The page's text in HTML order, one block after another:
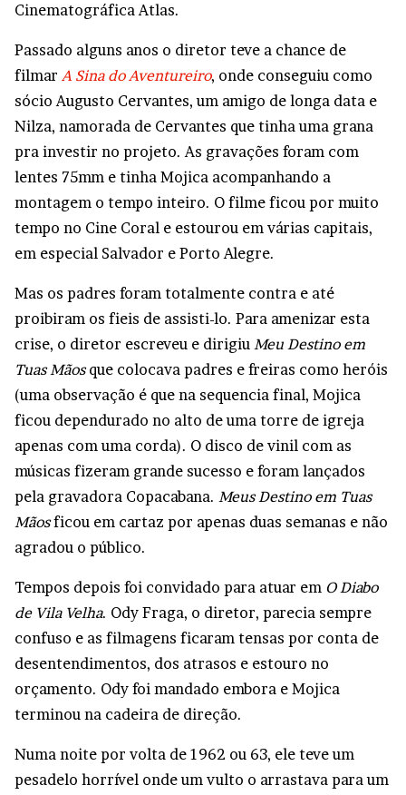
Cinematográfica Atlas.
Passado alguns anos o diretor teve a chance de
filmar A Sina do Aventureiro, onde conseguiu como
sócio Augusto Cervantes, um amigo de longa data e
Nilza, namorada de Cervantes que tinha uma grana
pra investir no projeto. As gravações foram com
lentes 75mm e tinha Mojica acompanhando a
montagem o tempo inteiro. O filme ficou por muito
tempo no Cine Coral e estourou em várias capitais,
em especial Salvador e Porto Alegre.
Mas os padres foram totalmente contra e até
proibiram os fieis de assisti-lo. Para amenizar esta
crise, o diretor escreveu e dirigiu Meu Destino em
Tuas Mãosque colocava padres e freiras como heróis
(uma observação é que na sequencia final, Mojica
ficou dependurado no alto de uma torre de igreja
apenas com uma corda). O disco de vinil com as
músicas fizeram grande sucesso e foram lançados
pela gravadora Copacabana. Meus Destino em Tuas
Mãosficou em cartaz por apenas duas semanas e não
agradou o público.
Tempos depois foi convidado para atuar em O Diabo
de Vila Velha. Ody Fraga, o diretor, parecia sempre
confuso e as filmagens ficaram tensas por conta de
desentendimentos, dos atrasos e estouro no
orçamento. Ody foi mandado embora e Mojica
terminou na cadeira de direção.
Numa noite por volta de 1962 ou 63, ele teve um
pesadelo horrível onde um vulto o arrastava para um